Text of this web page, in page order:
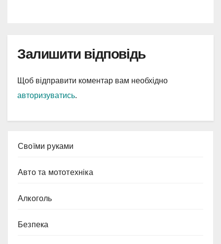
Залишити відповідь
Щоб відправити коментар вам необхідно
авторизуватись.
Cвоїми руками
Авто та мототехніка
Алкоголь
Безпека